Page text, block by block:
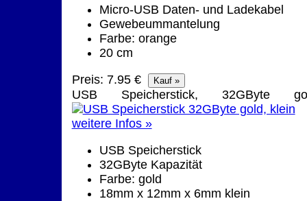
Micro-USB Daten- und Ladekabel
Gewebeummantelung
Farbe: orange
20 cm
Preis: 7.95 €
USB Speicherstick, 32GByte
weitere Infos »
USB Speicherstick
32GByte Kapazität
Farbe: gold
18mm x 12mm x 6mm klein